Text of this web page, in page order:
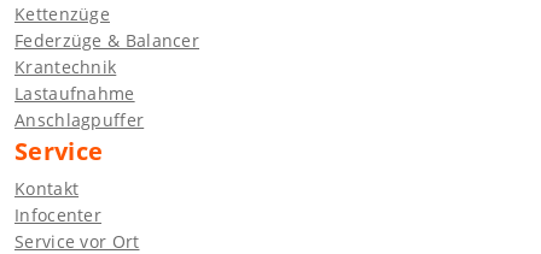
Kettenzüge
Federzüge & Balancer
Krantechnik
Lastaufnahme
Anschlagpuffer
Service
Kontakt
Infocenter
Service vor Ort